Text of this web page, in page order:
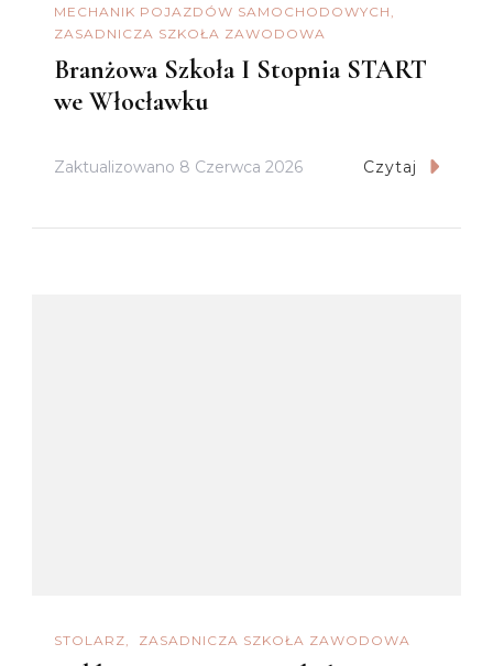
MECHANIK POJAZDÓW SAMOCHODOWYCH
ZASADNICZA SZKOŁA ZAWODOWA
Branżowa Szkoła I Stopnia START
we Włocławku
Zaktualizowano 8 Czerwca 2026 Czytaj
STOLARZ ZASADNICZA SZKOŁA ZAWODOWA